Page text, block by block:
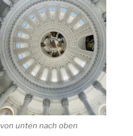
von unten nach oben